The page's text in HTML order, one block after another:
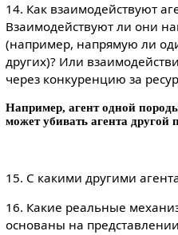
14. Как взаимодействуют
Взаимодействуют ли они
(например, напрямую ли
других)? Или
через конкуренцию за
Например, агент одной
может убивать агента другой
15. С какими другими
16. Какие реальные
основаны на